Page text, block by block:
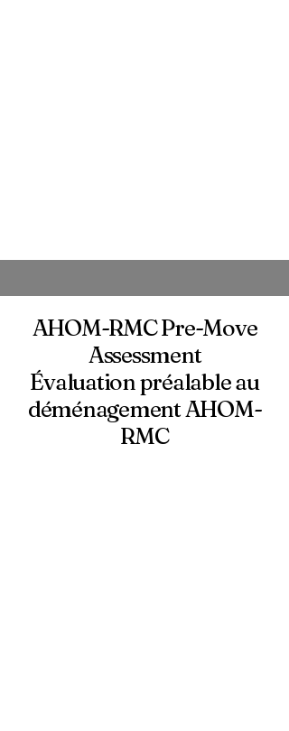
AHOM-RMC Pre-Move
Assessment
Évaluation préalable au
déménagement AHOM-
RMC